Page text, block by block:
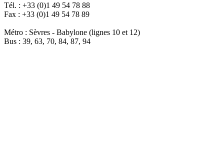
Tél. : +33 (0)1 49 54 78 88
Fax : +33 (0)1 49 54 78 89
Métro : Sèvres - Babylone (lignes 10 et 12)
Bus : 39, 63, 70, 84, 87, 94